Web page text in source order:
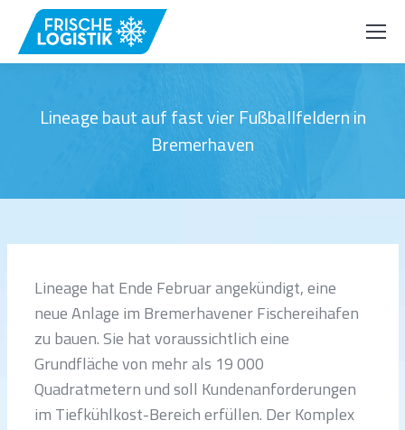
Lineage baut auf fast vier Fußballfeldern in
Bremerhaven
Lineage hat Ende Februar angekündigt, eine
neue Anlage im Bremerhavener Fischereihafen
zu bauen. Sie hat voraussichtlich eine
Grundfläche von mehr als 19 000
Quadratmetern und soll Kundenanforderungen
im Tiefkühlkost-Bereich erfüllen. Der Komplex